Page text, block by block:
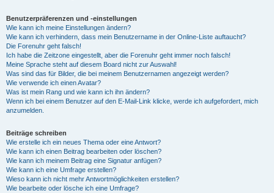
Benutzerpräferenzen und -einstellungen
Wie kann ich meine Einstellungen ändern?
Wie kann ich verhindern, dass mein Benutzername in der Online-Liste auftaucht?
Die Forenuhr geht falsch!
Ich habe die Zeitzone eingestellt, aber die Forenuhr geht immer noch falsch!
Meine Sprache steht auf diesem Board nicht zur Auswahl!
Was sind das für Bilder, die bei meinem Benutzernamen angezeigt werden?
Wie verwende ich einen Avatar?
Was ist mein Rang und wie kann ich ihn ändern?
Wenn ich bei einem Benutzer auf den E-Mail-Link klicke, werde ich aufgefordert, mich
anzumelden.
Beiträge schreiben
Wie erstelle ich ein neues Thema oder eine Antwort?
Wie kann ich einen Beitrag bearbeiten oder löschen?
Wie kann ich meinem Beitrag eine Signatur anfügen?
Wie kann ich eine Umfrage erstellen?
Wieso kann ich nicht mehr Antwortmöglichkeiten erstellen?
Wie bearbeite oder lösche ich eine Umfrage?